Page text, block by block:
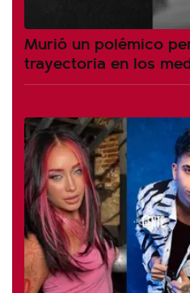
Murió un polémico
trayectoria en los